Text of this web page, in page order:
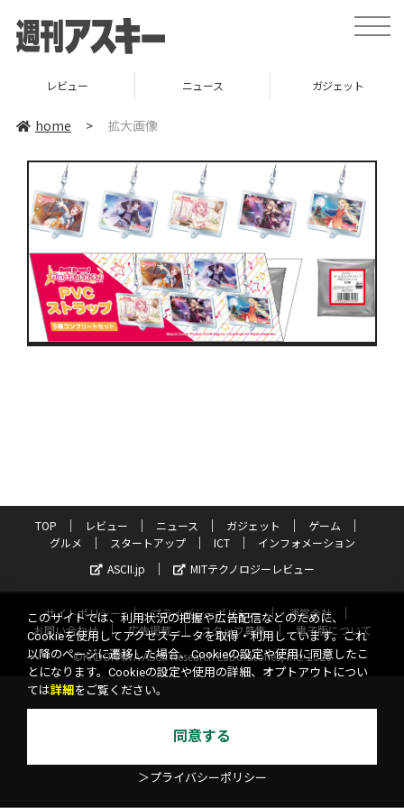
toggle
レビュー ニュース ガジェット
home > 拡大画像
TOP レビュー ニュース ガジェット
ゲーム
グルメ
スタートアップ ICT
インフォメーション
ASCII.jp
MITテクノロジーレビュー
サイトポリシー プライバシーポリシー
運営会社
お問い合わせ
広告掲載 スタッフ募集
電子版について
©KADOKAWA ASCII Research Laboratories, Inc. 2026
このサイトでは、利用状況の把握や広告配信などのために、
Cookieを使用してアクセスデータを取得・利用しています。これ
以降のページに遷移した場合、Cookieの設定や使用に同意したこ
とになります。Cookieの設定や使用の詳細、オプトアウトについ
ては詳細 をご覧ください。
同意する
＞プライバシーポリシー